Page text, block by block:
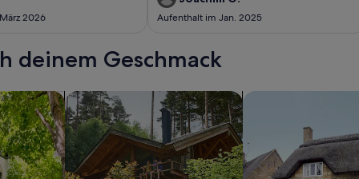
2026 Aufenthalt im Jan. 2025
deinem Geschmack
oder Apartments
Suche nach Ferienhütten Suche nach